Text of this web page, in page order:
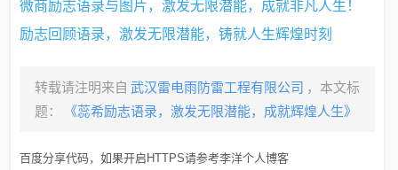
微商励志语录与图片，激发无限潜能，成就非凡人生！
励志回顾语录，激发无限潜能，铸就人生辉煌时刻
转载请注明来自 武汉雷电雨防雷工程有限公司 ，本文标
题：
《蕊希励志语录，激发无限潜能，成就辉煌人生》
百度分享代码，如果开启HTTPS请参考李洋个人博客